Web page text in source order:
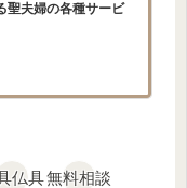
聖夫婦の各種サービ
仏具無料相談